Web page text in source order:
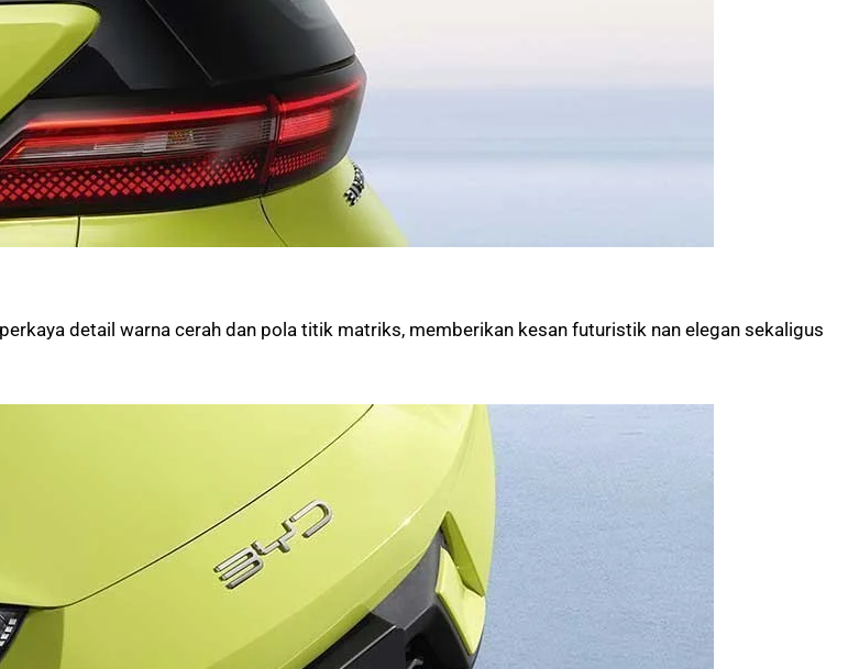
detail warna cerah dan pola titik matriks, memberikan kesan futuristik nan elegan sekaligus